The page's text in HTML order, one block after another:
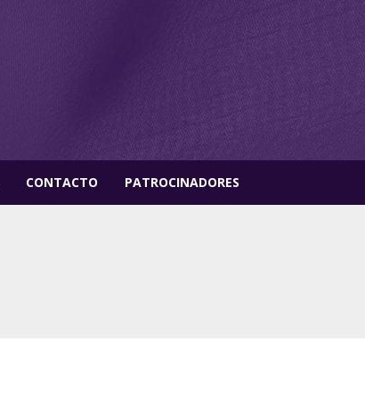
CONTACTO PATROCINADORES